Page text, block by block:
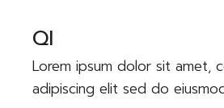
QI
Lorem ipsum dolor sit amet,
adipiscing elit sed do